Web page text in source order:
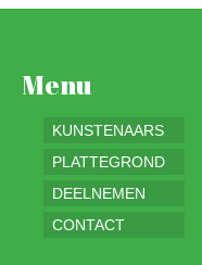
Menu
KUNSTENAARS
PLATTEGROND
DEELNEMEN
CONTACT